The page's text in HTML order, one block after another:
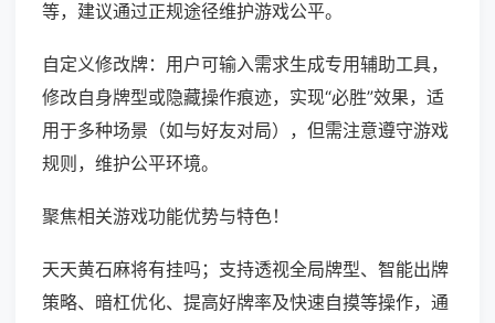
等，建议通过正规途径维护游戏公平。
自定义修改牌：用户可输入需求生成专用辅助工具，
修改自身牌型或隐藏操作痕迹，实现“必胜”效果，适
用于多种场景（如与好友对局），但需注意遵守游戏
规则，维护公平环境。
聚焦相关游戏功能优势与特色！
天天黄石麻将有挂吗；支持透视全局牌型、智能出牌
策略、暗杠优化、提高好牌率及快速自摸等操作，通